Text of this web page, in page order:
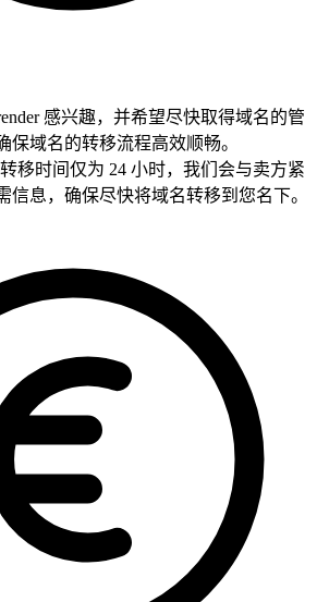
感兴趣，并希望尽快取得域名的管
保域名的转移流程高效顺畅。
移时间仅为 24 小时，我们会与卖方紧
信息，确保尽快将域名转移到您名下。